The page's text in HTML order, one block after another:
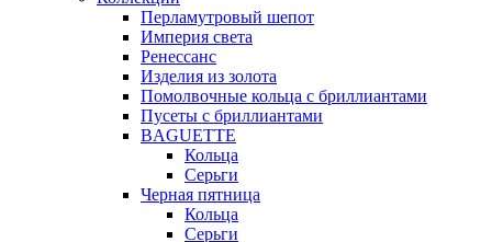
Перламутровый шепот
Империя света
Ренессанс
Изделия из золота
Помолвочные кольца с бриллиантами
Пусеты с бриллиантами
BAGUETTE
Кольца
Серьги
Черная пятница
Кольца
Серьги